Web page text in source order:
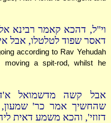
וי"ל, דהכא קאמר רבינא
דאסר שפוד לטלטלו, אבל
according to Rav Yehudah
moving a spit-rod, whilst he
אבל קשה מדשמואל
שהחשיך אמר כר' שמעון,
דזוזי', והכא משמע דאית